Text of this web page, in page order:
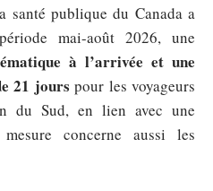
santé publique du Canada a
mai-août 2026, une
à l’arrivée et une
21 jours pour les voyageurs
du Sud, en lien avec une
concerne aussi les